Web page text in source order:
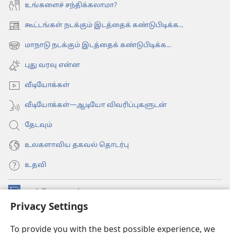
Privacy Settings
To provide you with the best possible experience, we
உங்களைச் சந்திக்கலாமா?
கூட்டங்கள் நடக்கும் இடத்தைக் கண்டுபிடிக்க...
(opens
new மாநாடு நடக்கும் இடத்தைக் கண்டுபிடிக்க...
(opens
new
window)
புது வரவு என்ன
வீடியோக்கள்
வீடியோக்கள்—ஆடியோ விவரிப்புகளுடன்
தேடவும்
உலகளாவிய தகவல் தொடர்பு
உதவி
நன்கொடைகள்
new
(opens